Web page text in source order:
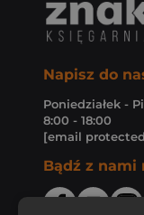
Napisz do
Poniedziałek -
8:00 - 18:00
[email
Bądź z nami